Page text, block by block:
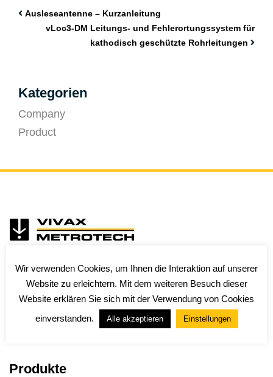
Ausleseantenne – Kurzanleitung
vLoc3-DM Leitungs- und Fehlerortungssystem für
kathodisch geschützte Rohrleitungen
Kategorien
Company
Product
Produkte
Wir verwenden Cookies, um Ihnen die Interaktion auf unserer
Website zu erleichtern. Mit dem weiteren Besuch dieser
Website erklären Sie sich mit der Verwendung von Cookies
einverstanden.
Alle akzeptieren Einstellungen